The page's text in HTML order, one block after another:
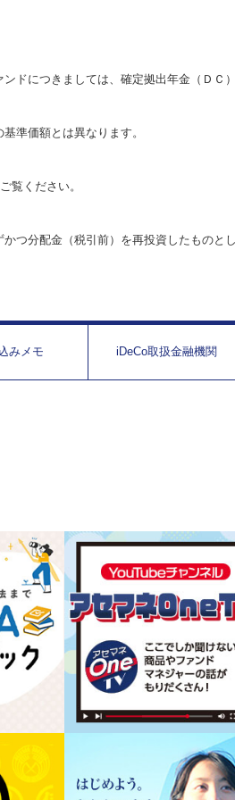
ドにつきましては、確定拠出年金（ＤＣ
準価額とは異なります。
覧ください。
つ分配金（税引前）を再投資したものとし
みメモ iDeCo取扱金融機関